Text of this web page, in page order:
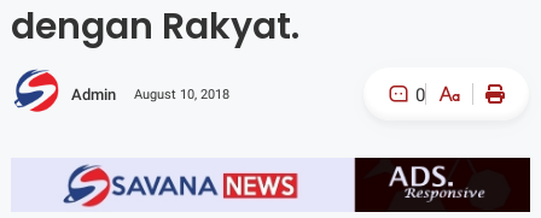
dengan Rakyat.
Admin August 10, 2018 0
A- A+